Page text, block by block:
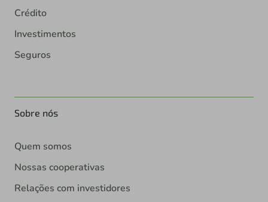
Crédito
Investimentos
Seguros
Sobre nós
Quem somos
Nossas cooperativas
Relações com investidores